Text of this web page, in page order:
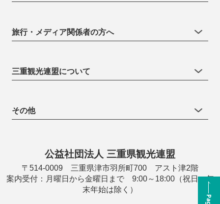
旅行・メディア関係者の方へ
三重観光連盟について
その他
公益社団法人 三重県観光連盟
〒514-0009 三重県津市羽所町700 アスト津2階
案内受付：月曜日から金曜日まで 9:00～18:00（祝日・年
末年始は除く）